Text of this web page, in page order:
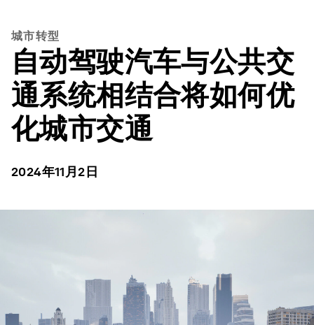
城市转型
自动驾驶汽车与公共交
通系统相结合将如何优
化城市交通
2024年11月2日